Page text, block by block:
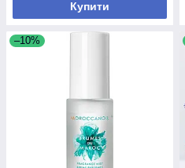
Купити
–10%